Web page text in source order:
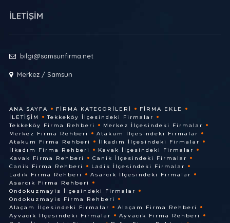
İLETİŞİM
bilgi@samsunfirma.net
Merkez / Samsun
ANA SAYFA FIRMA KATEGORILERI
FIRMA EKLE
İLETIŞIM
Tekkeköy İlçesindeki Firmalar
Tekkeköy Firma Rehberi
Merkez İlçesindeki Firmalar
Merkez Firma Rehberi
Atakum İlçesindeki Firmalar
Atakum Firma Rehberi
İlkadım İlçesindeki Firmalar
İlkadım Firma Rehberi
Kavak İlçesindeki Firmalar
Kavak Firma Rehberi
Canik İlçesindeki Firmalar
Canik Firma Rehberi
Ladik İlçesindeki Firmalar
Ladik Firma Rehberi
Asarcık İlçesindeki Firmalar
Asarcık Firma Rehberi
Ondokuzmayis İlçesindeki Firmalar
Ondokuzmayis Firma Rehberi
Alaçam İlçesindeki Firmalar
Alaçam Firma Rehberi
Ayvacık İlçesindeki Firmalar
Ayvacık Firma Rehberi